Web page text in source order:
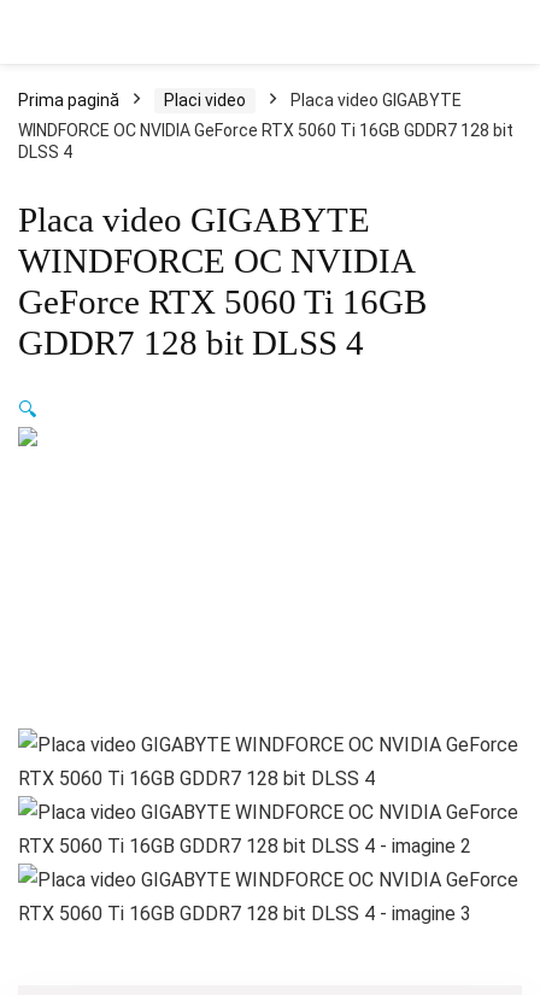
Prima pagină Placi video
Placa video GIGABYTE
WINDFORCE OC NVIDIA GeForce RTX 5060 Ti 16GB GDDR7 128 bit
DLSS 4
Placa video GIGABYTE
WINDFORCE OC NVIDIA
GeForce RTX 5060 Ti 16GB
GDDR7 128 bit DLSS 4
🔍